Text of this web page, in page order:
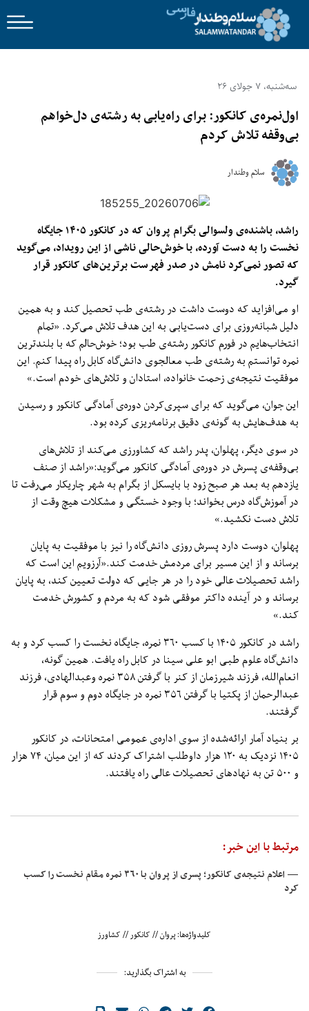
سه‌شنبه، 7 جولای 26
اول‌نمره‌ی کانکور: برای راه‌یابی به رشته‌ی دل‌خواهم
بی‌وقفه تلاش کردم
سلام وطندار
راشد، باشنده‌ی ولسوالی بگرام پروان که در کانکور ۱۴۰۵ جایگاه
نخست را به دست آورده، با خوش‌حالی ناشی از این رویداد، می‌گوید
که تصور نمی‌کرد نامش در صدر فهرست برترین‌های کانکور قرار
گیرد.
او می‌‌افزاید که دوست داشت در رشته‌ی طب تحصیل کند و به همین
دلیل شبانه‌روزی برای دست‌یابی به این هدف تلاش می‌کرد. «تمام
انتخاب‌هایم در فورم کانکور رشته‌ی طب بود؛ خوش‌حالم که با بلندترین
نمره توانستم به رشته‌ی طب معالجوی دانش‌گاه کابل راه پیدا کنم. این
موفقیت نتیجه‌ی زحمت خانواده، استادان و تلاش‌های خودم است.»
این جوان، می‌گوید که برای سپری‌کردن دوره‌ی آمادگی کانکور و رسیدن
به هدف‌هایش به گونه‌ی دقیق برنامه‌ریزی کرده بود.
در سوی دیگر، پهلوان، پدر راشد که کشاورزی می‌کند از تلاش‌های
بی‌وقفه‌ی پسرش در دوره‌ی آمادگی کانکور می‌گوید:«راشد از صنف
یازدهم به بعد هر صبح زود با بایسکل از بگرام به شهر چاریکار می‌رفت تا
در آموزش‌گاه درس بخواند؛ با وجود خستگی و مشکلات هیچ ‌وقت از
تلاش دست نکشید.»
پهلوان، دوست دارد پسرش روزی دانش‌گاه را نیز با موفقیت به پایان
برساند و از این مسیر برای مردمش خدمت کند.«آرزویم این است که
راشد تحصیلات عالی خود را در هر جایی که دولت تعیین کند، به پایان
برساند و در آینده داکتر موفقی شود که به مردم و کشورش خدمت
کند.»
راشد در کانکور ۱۴۰۵ با کسب ۳۶۰ نمره، جایگاه نخست را کسب کرد و به
دانش‌گاه علوم طبی ابو علی سینا در کابل راه یافت. همین گونه،
انعام‌الله، فرزند شیرزمان از کنر با گرفتن ۳۵۸ نمره وعبدالهادی، فرزند
عبدالرحمان از پکتیا با گرفتن ۳۵۶ نمره در جایگاه دوم و سوم قرار
گرفتند.
بر بنیاد آمار ارائه‌شده از سوی اداره‌ی عمومی امتحانات، در کانکور
۱۴۰۵ نزدیک به ۱۲۰ هزار داوطلب اشتراک کردند که از این میان، ۷۴ هزار
و ۵۰۰ تن به نهادهای تحصیلات عالی راه یافتند.
مرتبط با این خبر:
— اعلام نتیجه‌ی کانکور؛ پسری از پروان با ۳۶۰ نمره مقام نخست را کسب
کرد
کلیدواژه‌ها:پروان//کانکور//کشاورز
به اشتراک بگذارید: